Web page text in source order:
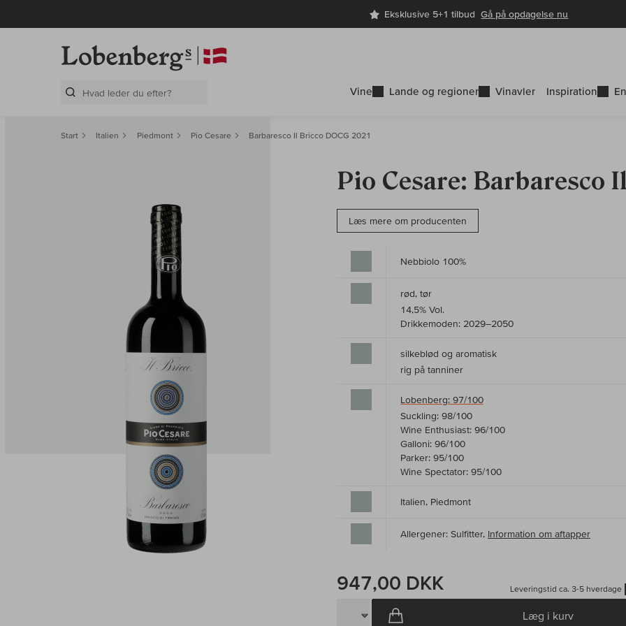
Eksklusive 5+1 tilbudGå på opdagelse nu
Vine Lande og regioner Vinavler Inspiration
Start Italien Piedmont Pio Cesare Barbaresco Il Bricco DOCG 2021
Pio Cesare: Barbaresco
Læs mere om producenten
Nebbiolo 100%
rød, tør
14,5% Vol.
Drikkemoden: 2029–2050
silkeblød og aromatisk
rig på tanniner
Lobenberg: 97/100
Suckling: 98/100
Wine Enthusiast: 96/100
Galloni: 96/100
Parker: 95/100
Wine Spectator: 95/100
Italien, Piedmont
Allergener: Sulfitter, Information om aftapper
947,00 DKK Leveringstid ca. 3-5 hverdage
Læg i kurv